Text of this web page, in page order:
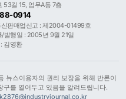
53길 15, 업무A동 7층
0914
신판매업신고 : 제2004-01499호
발행일 : 2005년 9월 21일
김영환
뉴스이용자의 권리 보장을 위해 반론이
를 열어두고 있음을 알려드립니다.